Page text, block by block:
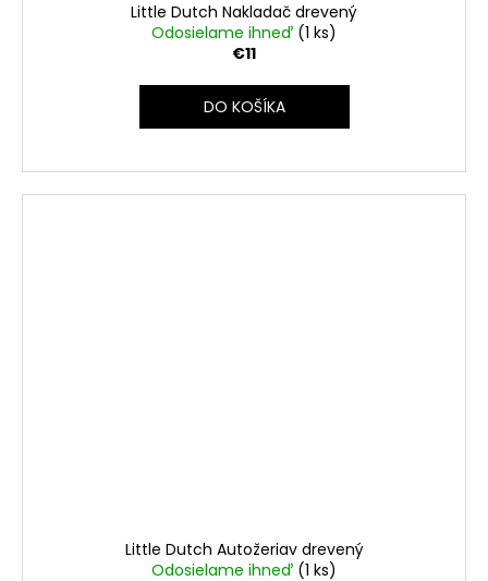
Little Dutch Nakladač drevený
Odosielame ihneď (1 ks)
€11
DO KOŠÍKA
Little Dutch Autožeriav drevený
Odosielame ihneď (1 ks)